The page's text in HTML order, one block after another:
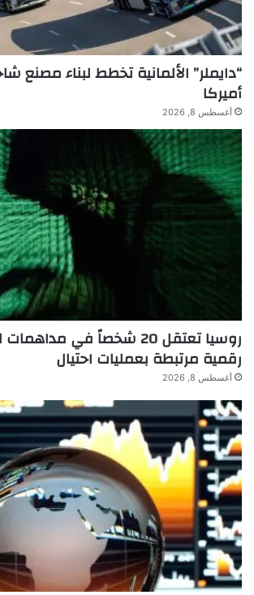
“دايملر” الألمانية تخطط لبناء مصنع
أميركا
أغسطس 8, 2026
روسيا تعتقل 20 شخصاً في
رقمية مرتبطة بعمليات احتيال
أغسطس 8, 2026